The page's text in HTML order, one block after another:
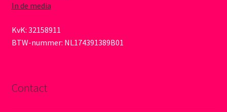
In de media
KvK: 32158911
BTW-nummer: NL174391389B01
Contact